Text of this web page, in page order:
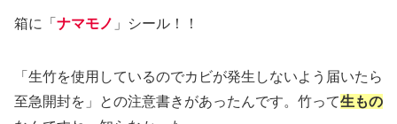
箱に「 ナマモノ 」シール！！
「生竹を使用しているのでカビが発生しないよう届いたら
至急開封を」との注意書きがあったんです。竹って生もの